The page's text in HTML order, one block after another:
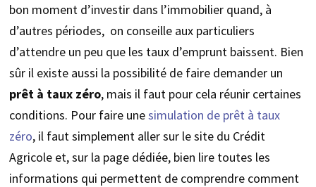
bon moment d’investir dans l’immobilier quand, à
d’autres périodes, on conseille aux particuliers
d’attendre un peu que les taux d’emprunt baissent. Bien
sûr il existe aussi la possibilité de faire demander un
prêt à taux zéro, mais il faut pour cela réunir certaines
conditions. Pour faire unesimulation de prêt à taux
zéro, il faut simplement aller sur le site du Crédit
Agricole et, sur la page dédiée, bien lire toutes les
informations qui permettent de comprendre comment